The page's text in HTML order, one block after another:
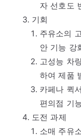
자 선호도
기회
주유소의
안 기능 강
고성능 차
하여 제품
카페나 퀵
편의점 기
도전 과제
소매 주유